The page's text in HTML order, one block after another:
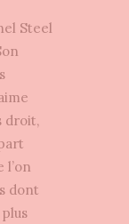
Steel
droit,
l’on
dont